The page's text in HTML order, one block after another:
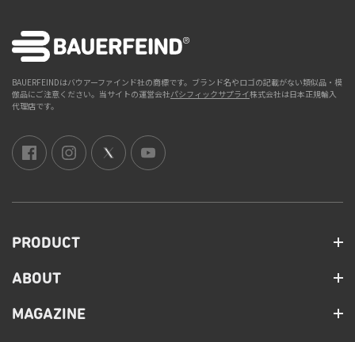
BAUERFEINDはバウアーファインド社の商標です。ブランド名やロゴの記載がない類似品・模
倣品にご注意ください。当サイトの運営会社パシフィックサプライ株式会社は日本正規輸入
代理店です。
PRODUCT
ABOUT
MAGAZINE